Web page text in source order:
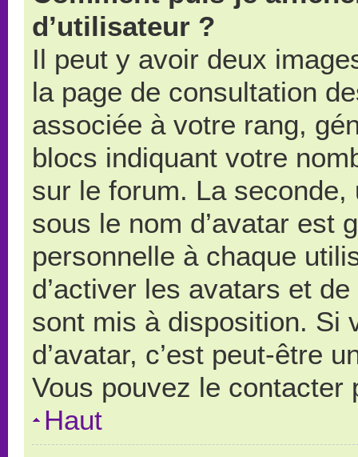
d’utilisateur ?
Il peut y avoir deux
la page de consultation
associée à votre rang,
blocs indiquant votre
sur le forum. La
sous le nom d’avatar est
personnelle à chaque
d’activer les avatars et
sont mis à disposition. Si
d’avatar, c’est peut-être
Vous pouvez le contacter
Haut